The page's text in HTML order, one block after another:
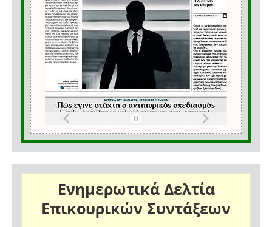
Ενημερωτικά Δελτία
Επικουρικών Συντάξεων